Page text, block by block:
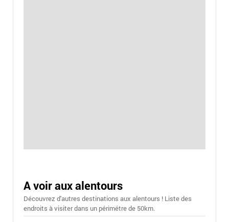
A voir aux alentours
Découvrez d'autres destinations aux alentours ! Liste des
endroits à visiter dans un périmétre de 50km.